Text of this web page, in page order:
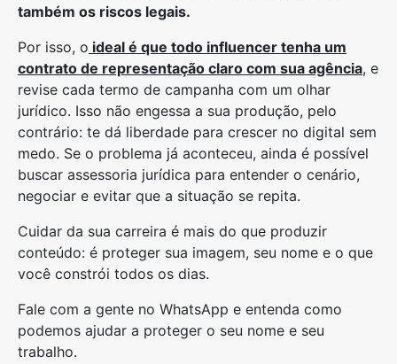
também os riscos legais.
Por isso, o ideal é que todo influencer tenha um
contrato de representação claro com sua agência, e
revise cada termo de campanha com um olhar
jurídico. Isso não engessa a sua produção, pelo
contrário: te dá liberdade para crescer no digital sem
medo. Se o problema já aconteceu, ainda é possível
buscar assessoria jurídica para entender o cenário,
negociar e evitar que a situação se repita.
Cuidar da sua carreira é mais do que produzir
conteúdo: é proteger sua imagem, seu nome e o que
você constrói todos os dias.
Fale com a gente no WhatsApp e entenda como
podemos ajudar a proteger o seu nome e seu
trabalho.